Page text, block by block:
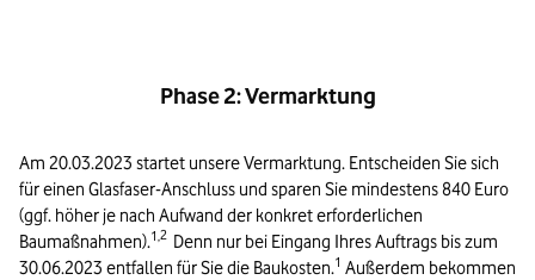
Phase 2: Vermarktung
Am 20.03.2023 startet unsere Vermarktung. Entscheiden Sie sich
für einen Glasfaser-Anschluss und sparen Sie mindestens 840 Euro
(ggf. höher je nach Aufwand der konkret erforderlichen
Baumaßnahmen).1, 2 Denn nur bei Eingang Ihres Auftrags bis zum
30.06.2023 entfallen für Sie die Baukosten.1 Außerdem bekommen